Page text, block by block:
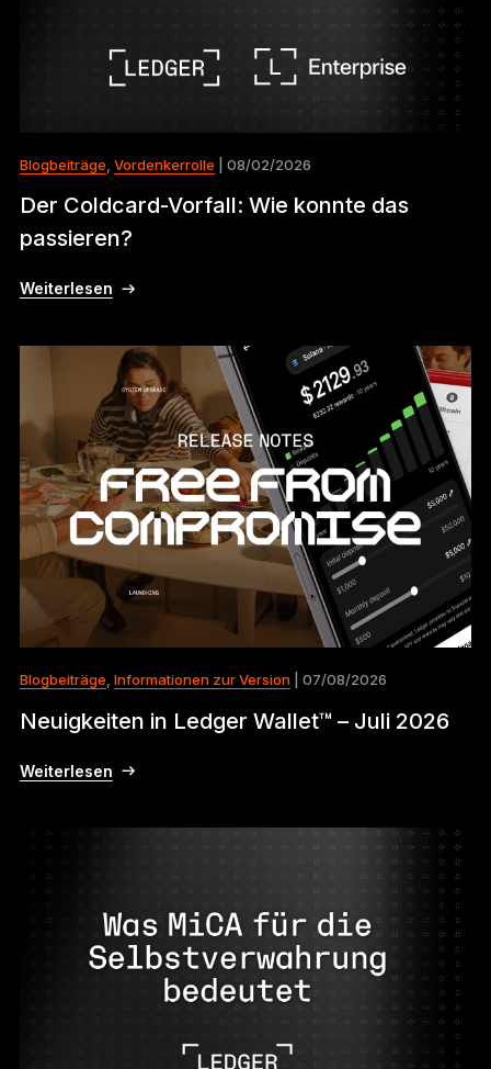
Blogbeiträge Vordenkerrolle | 08/02/2026
Der Coldcard-Vorfall: Wie konnte das
passieren?
Weiterlesen
Blogbeiträge Informationen zur Version| 07/08/2026
Neuigkeiten in Ledger Wallet™ – Juli 2026
Weiterlesen